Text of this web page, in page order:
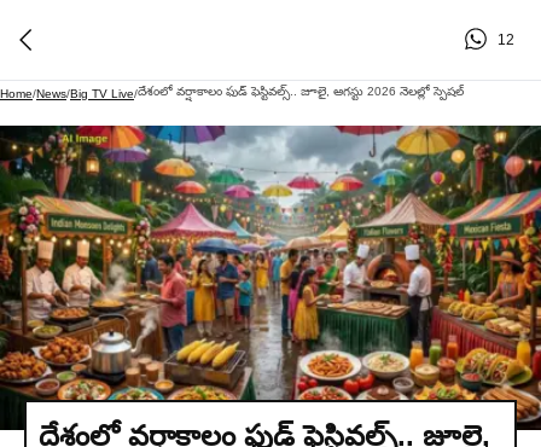
12
Home/News/Big TV Live/దేశంలో వర్షాకాలం ఫుడ్ ఫెస్టివల్స్.. జూలై, ఆగస్టు 2026 నెలల్లో స్పెషల్
దేశంలో వర్షాకాలం ఫుడ్ ఫెస్టివల్స్.. జూలై,